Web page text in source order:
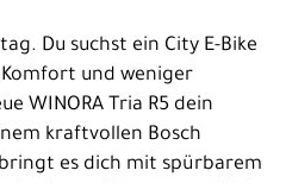
Du suchst ein City E-Bike
und weniger
WINORA Tria R5 dein
kraftvollen Bosch
es dich mit spürbarem